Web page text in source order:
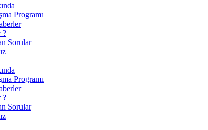
Programı
?
Sorular
Programı
?
Sorular